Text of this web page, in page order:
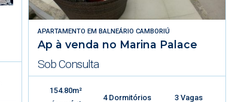
APARTAMENTO EMBALNEÁRIO CAMBORIÚ
Ap à venda no Marina Palace
Sob Consulta
154.80m²
4 Dormitórios 3 Vagas